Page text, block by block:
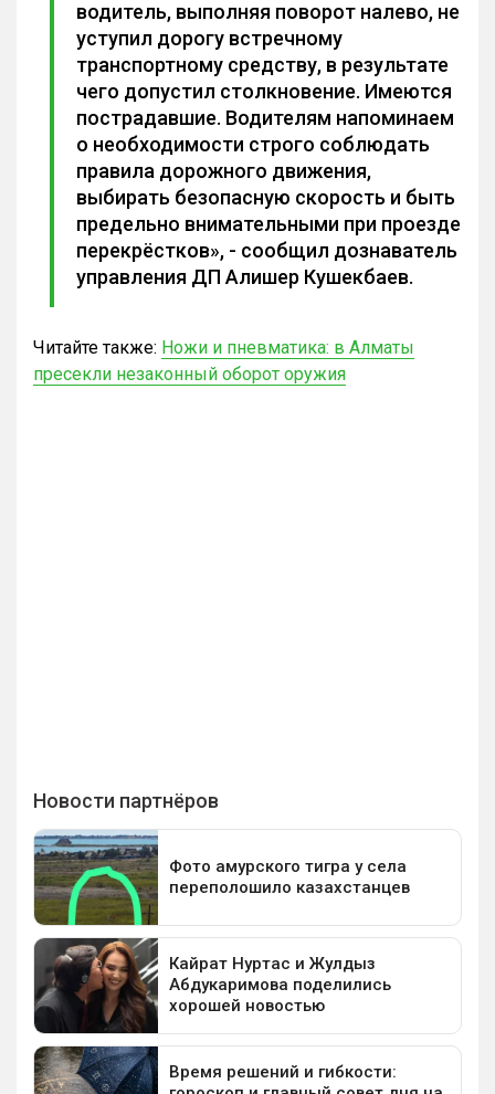
водитель, выполняя поворот налево, не
уступил дорогу встречному
транспортному средству, в результате
чего допустил столкновение. Имеются
пострадавшие. Водителям напоминаем
о необходимости строго соблюдать
правила дорожного движения,
выбирать безопасную скорость и быть
предельно внимательными при проезде
перекрёстков», - сообщил дознаватель
управления ДП Алишер Кушекбаев.
Читайте также: Ножи и пневматика: в Алматы
пресекли незаконный оборот оружия